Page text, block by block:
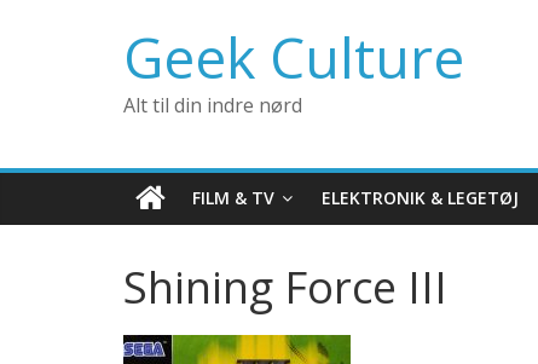
Geek Culture
Alt til din indre nørd
FILM & TV ELEKTRONIK & LEGETØJ
Shining Force III